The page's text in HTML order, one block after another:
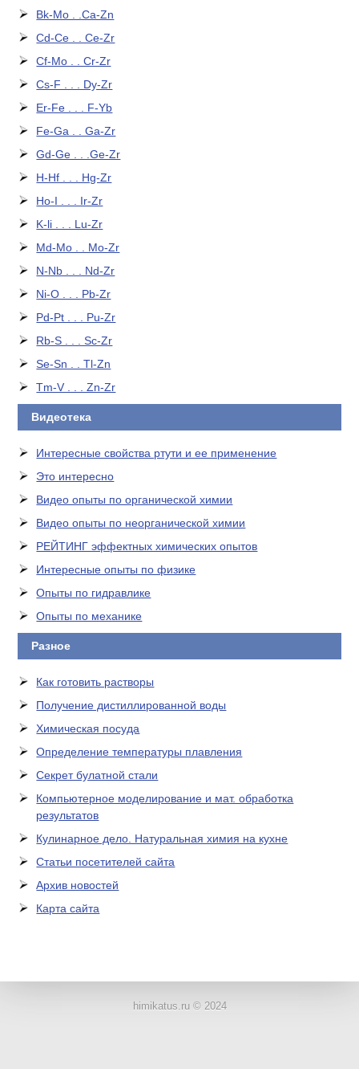
Bk-Mo . .Ca-Zn
Cd-Ce . . Ce-Zr
Cf-Mo . . Cr-Zr
Cs-F . . . Dy-Zr
Er-Fe . . . F-Yb
Fe-Ga . . Ga-Zr
Gd-Ge . . .Ge-Zr
H-Hf . . . Hg-Zr
Ho-I . . . Ir-Zr
K-li . . . Lu-Zr
Md-Mo . . Mo-Zr
N-Nb . . . Nd-Zr
Ni-O . . . Pb-Zr
Pd-Pt . . . Pu-Zr
Rb-S . . . Sc-Zr
Se-Sn . . Tl-Zn
Tm-V . . . Zn-Zr
Видеотека
Интересные свойства ртути и ее применение
Это интересно
Видео опыты по органической химии
Видео опыты по неорганической химии
РЕЙТИНГ эффектных химических опытов
Интересные опыты по физике
Опыты по гидравлике
Опыты по механике
Разное
Как готовить растворы
Получение дистиллированной воды
Химическая посуда
Определение температуры плавления
Секрет булатной стали
Компьютерное моделирование и мат. обработка
результатов
Кулинарное дело. Натуральная химия на кухне
Статьи посетителей сайта
Архив новостей
Карта сайта
himikatus.ru © 2024